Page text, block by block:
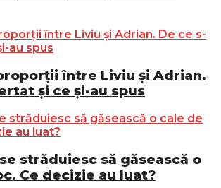
între Liviu și Adrian.
și ce și-au spus
străduiesc să găsească o
Ce decizie au luat?